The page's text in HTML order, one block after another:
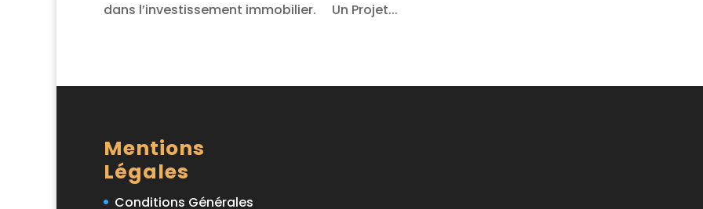
dans l’investissement immobilier. Un Projet...
Mentions
Légales
Conditions Générales